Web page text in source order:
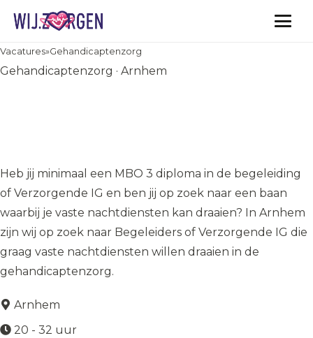
Vacatures»Gehandicaptenzorg
Gehandicaptenzorg · Arnhem
Heb jij minimaal een MBO 3 diploma in de begeleiding
of Verzorgende IG en ben jij op zoek naar een baan
waarbij je vaste nachtdiensten kan draaien? In Arnhem
zijn wij op zoek naar Begeleiders of Verzorgende IG die
graag vaste nachtdiensten willen draaien in de
gehandicaptenzorg.
Arnhem
20 - 32 uur